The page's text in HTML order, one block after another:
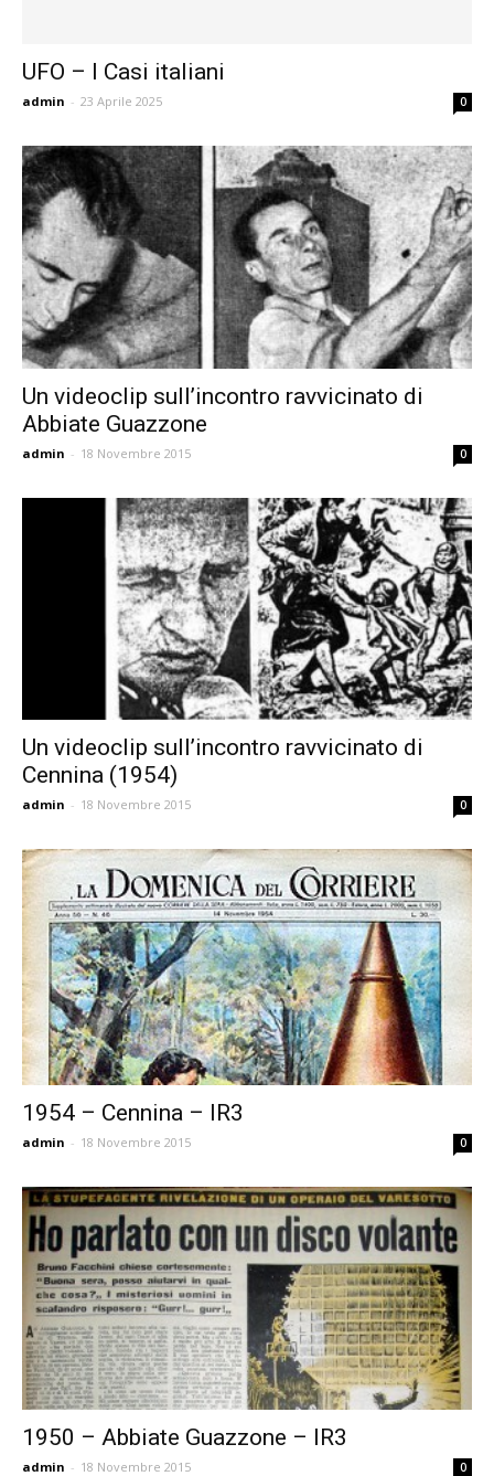
UFO – I Casi italiani
admin - 23 Aprile 2025 0
Un videoclip sull’incontro ravvicinato di
Abbiate Guazzone
admin - 18 Novembre 2015 0
Un videoclip sull’incontro ravvicinato di
Cennina (1954)
admin - 18 Novembre 2015 0
1954 – Cennina – IR3
admin - 18 Novembre 2015 0
1950 – Abbiate Guazzone – IR3
admin - 18 Novembre 2015 0